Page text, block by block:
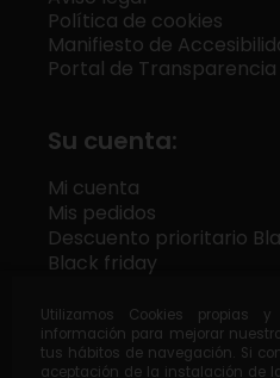
Utilizamos Cookies propias
información para mejorar
tus hábitos de navegación. Si
aceptación de la instalación de
Política de cookies
Manifiesto de
Portal de Transparencia
Su cuenta:
Mi cuenta
Mis pedidos
Descuento prioritario
Black friday